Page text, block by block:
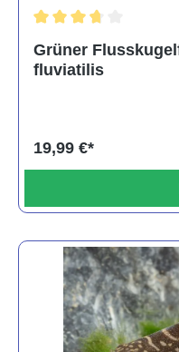
Grüner
fluviatilis
19,99 €*